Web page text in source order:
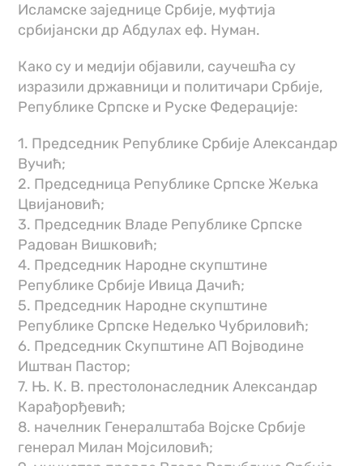
Исламске заједнице Србије, муфтија
србијански др Абдулах еф. Нуман.
Како су и медији објавили, саучешћа су
изразили државници и политичари Србије,
Републике Српске и Руске Федерације:
1. Председник Републике Србије Александар
Вучић;
2. Председница Републике Српске Жељка
Цвијановић;
3. Председник Владе Републике Српске
Радован Вишковић;
4. Председник Народне скупштине
Републике Србије Ивица Дачић;
5. Председник Народне скупштине
Републике Српске Недељко Чубриловић;
6. Председник Скупштине АП Војводине
Иштван Пастор;
7. Њ. К. В. престолонаследник Александар
Карађорђевић;
8. начелник Генералштаба Војске Србије
генерал Милан Мојсиловић;